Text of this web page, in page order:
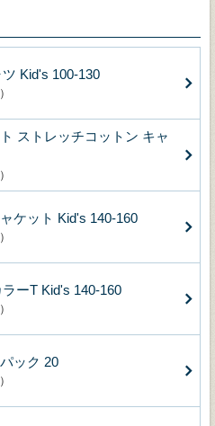
Kid's 100-130
ストレッチコットン キャ
ケット Kid's 140-160
ーT Kid's 140-160
ック 20